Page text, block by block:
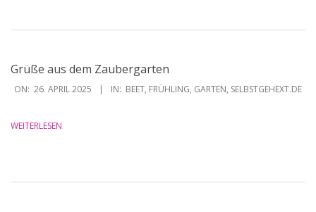
Grüße aus dem Zaubergarten
2025-
26
ON: 26. APRIL 2025 IN: BEET, FRÜHLING, GARTEN, SELBSTGEHEXT.DE
WEITERLESEN